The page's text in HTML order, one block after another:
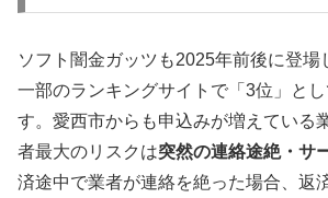
ソフト闇金ガッツも2025年前後に登場
一部のランキングサイトで「3位」と
す。愛西市からも申込みが増えている
者最大のリスクは突然の連絡途絶・サ
済途中で業者が連絡を絶った場合、返